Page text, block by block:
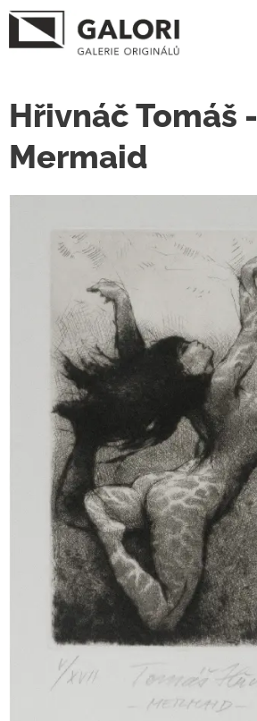
Hřivnáč Tomáš -
Mermaid